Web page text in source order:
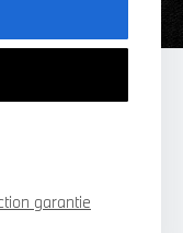
garantie